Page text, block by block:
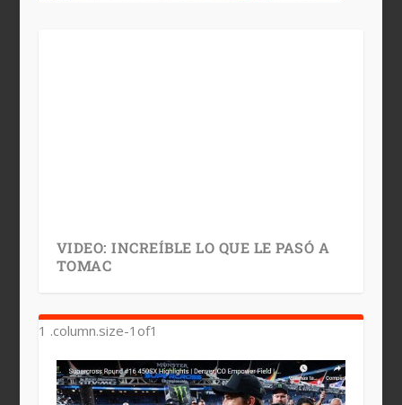
VIDEO: INCREÍBLE LO QUE LE PASÓ A
TOMAC